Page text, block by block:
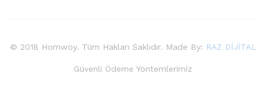
© 2018 Homwoy. Tüm Hakları Saklıdır. Made By: RAZ DİJİTAL
Güvenli Ödeme Yöntemlerimiz